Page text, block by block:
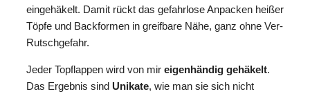
eingehäkelt. Damit rückt das gefahrlose Anpacken heißer
Töpfe und Backformen in greifbare Nähe, ganz ohne Ver-
Rutschgefahr.
Jeder Topflappen wird von mir eigenhändig gehäkelt.
Das Ergebnis sind Unikate, wie man sie sich nicht